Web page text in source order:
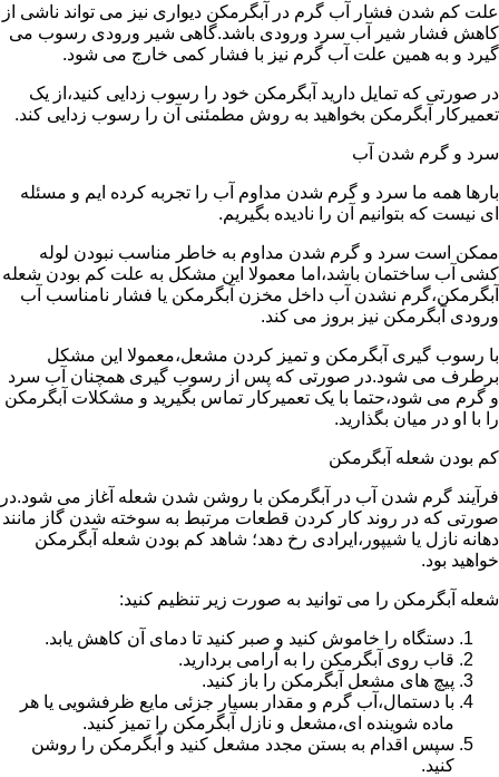
علت کم شدن فشار آب گرم در آبگرمکن دیواری نیز می تواند ناشی از
کاهش فشار شیر آب سرد ورودی باشد.گاهی شیر ورودی رسوب می
گیرد و به همین علت آب گرم نیز با فشار کمی خارج می شود.
در صورتی که تمایل دارید آبگرمکن خود را رسوب زدایی کنید،از یک
تعمیرکار آبگرمکن بخواهید به روش مطمئنی آن را رسوب زدایی کند.
سرد و گرم شدن آب
بارها همه ما سرد و گرم شدن مداوم آب را تجربه کرده ایم و مسئله
ای نیست که بتوانیم آن را نادیده بگیریم.
ممکن است سرد و گرم شدن مداوم به خاطر مناسب نبودن لوله
کشی آب ساختمان باشد،اما معمولا این مشکل به علت کم بودن شعله
آبگرمکن،گرم نشدن آب داخل مخزن آبگرمکن یا فشار نامناسب آب
ورودی آبگرمکن نیز بروز می کند.
با رسوب گیری آبگرمکن و تمیز کردن مشعل،معمولا این مشکل
برطرف می شود.در صورتی که پس از رسوب گیری همچنان آب سرد
و گرم می شود،حتما با یک تعمیرکار تماس بگیرید و مشکلات آبگرمکن
را با او در میان بگذارید.
کم بودن شعله آبگرمکن
فرآیند گرم شدن آب در آبگرمکن با روشن شدن شعله آغاز می شود.در
صورتی که در روند کار کردن قطعات مرتبط به سوخته شدن گاز مانند
دهانه نازل یا شیپور،ایرادی رخ دهد؛ شاهد کم بودن شعله آبگرمکن
خواهید بود.
شعله آبگرمکن را می توانید به صورت زیر تنظیم کنید:
دستگاه را خاموش کنید و صبر کنید تا دمای آن کاهش یابد.
قاب روی آبگرمکن را به آرامی بردارید.
پیچ های مشعل آبگرمکن را باز کنید.
با دستمال،آب گرم و مقدار بسیار جزئی مایع ظرفشویی یا هر
ماده شوینده ای،مشعل و نازل آبگرمکن را تمیز کنید.
سپس اقدام به بستن مجدد مشعل کنید و آبگرمکن را روشن
کنید.